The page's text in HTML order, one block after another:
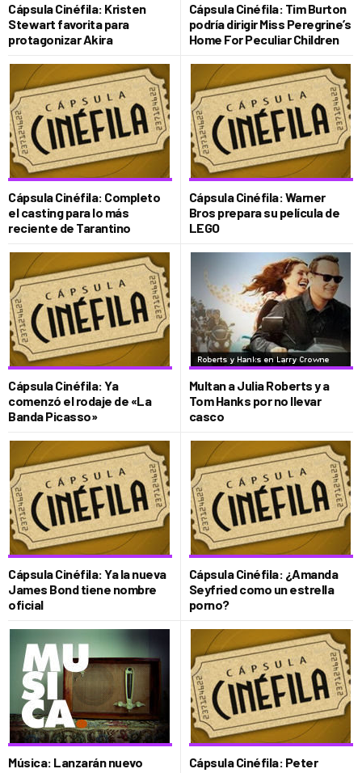
Cápsula Cinéfila: Kristen
Stewart favorita para
protagonizar Akira
Cápsula Cinéfila: Tim Burton
podría dirigir Miss Peregrine’s
Home For Peculiar Children
Cápsula Cinéfila: Completo
el casting para lo más
reciente de Tarantino
Cápsula Cinéfila: Warner
Bros prepara su película de
LEGO
Cápsula Cinéfila: Ya
comenzó el rodaje de «La
Banda Picasso»
Multan a Julia Roberts y a
Tom Hanks por no llevar
casco
Cápsula Cinéfila: Ya la nueva
James Bond tiene nombre
oficial
Cápsula Cinéfila: ¿Amanda
Seyfried como un estrella
porno?
Música: Lanzarán nuevo
Cápsula Cinéfila: Peter